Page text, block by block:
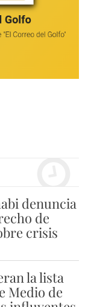
denuncia
de
crisis
la lista
Medio de